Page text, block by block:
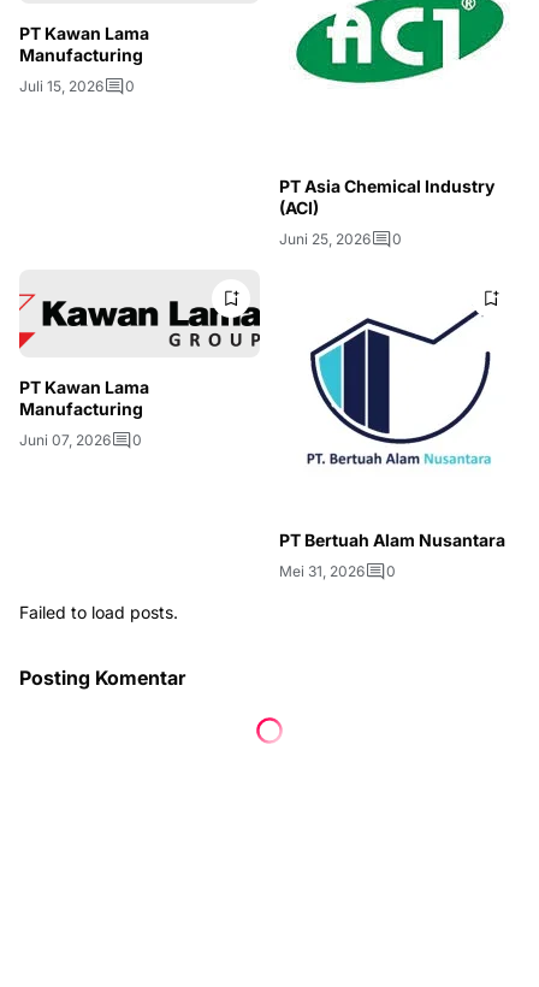
PT Kawan Lama
Manufacturing
Juli 15, 2026 0
PT Asia Chemical Industry
(ACI)
Juni 25, 2026 0
PT Kawan Lama
Manufacturing
Juni 07, 2026 0
PT Bertuah Alam Nusantara
Mei 31, 2026 0
Failed to load posts.
Posting Komentar